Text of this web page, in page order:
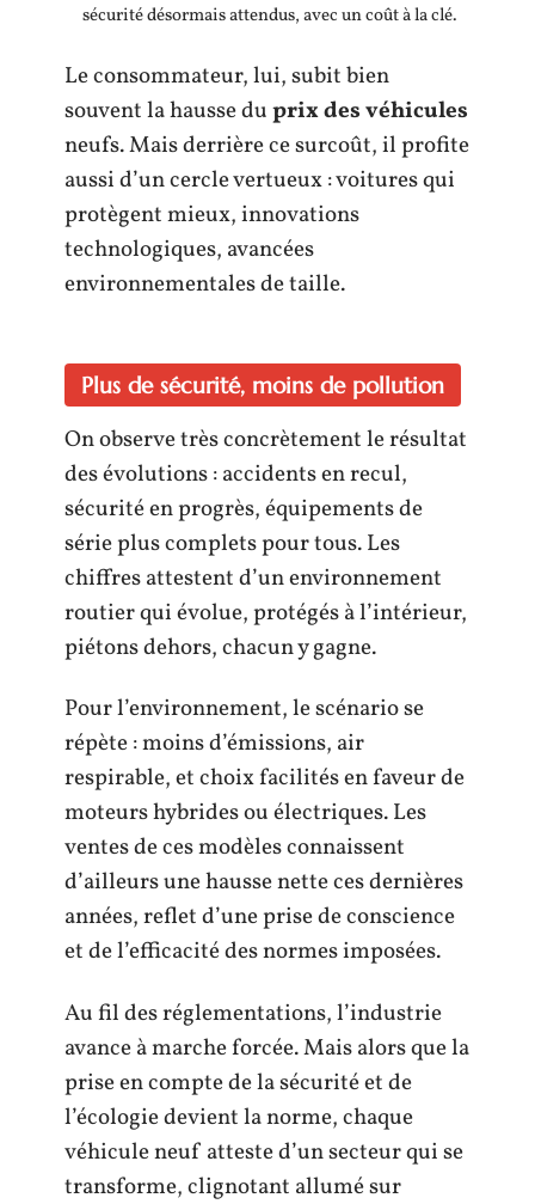
sécurité désormais attendus, avec un coût à la clé.
Le consommateur, lui, subit bien
souvent la hausse duprix des véhicules
neufs. Mais derrière ce surcoût, il profite
aussi d’un cercle vertueux : voitures qui
protègent mieux, innovations
technologiques, avancées
environnementales de taille.
Plus de sécurité, moins de pollution
On observe très concrètement le résultat
des évolutions : accidents en recul,
sécurité en progrès, équipements de
série plus complets pour tous. Les
chiffres attestent d’un environnement
routier qui évolue, protégés à l’intérieur,
piétons dehors, chacun y gagne.
Pour l’environnement, le scénario se
répète : moins d’émissions, air
respirable, et choix facilités en faveur de
moteurs hybrides ou électriques. Les
ventes de ces modèles connaissent
d’ailleurs une hausse nette ces dernières
années, reflet d’une prise de conscience
et de l’efficacité des normes imposées.
Au fil des réglementations, l’industrie
avance à marche forcée. Mais alors que la
prise en compte de la sécurité et de
l’écologie devient la norme, chaque
véhicule neuf atteste d’un secteur qui se
transforme, clignotant allumé sur